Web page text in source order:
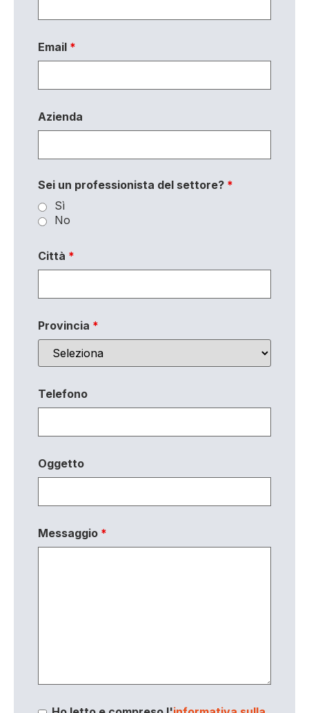
Email *
Azienda
Sei un professionista del settore? *
Sì
No
Città *
Provincia *
Telefono
Oggetto
Messaggio *